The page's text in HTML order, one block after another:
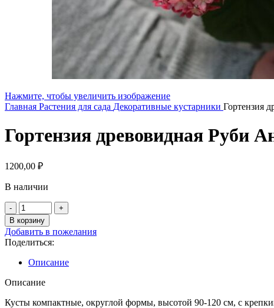
Нажмите, чтобы увеличить изображение
Главная Растения для сада Декоративные кустарники Гортензия
Гортензия древовидная Руби
1200,00 ₽
В наличии
Количество
товара
Гортензия
древовидная
Руби
Аннабель
(Invincibelle
Ruby)
В корзину
Добавить в пожелания
Поделиться:
Описание
Описание
Кусты компактные, округлой формы, высотой 90-120 см, с